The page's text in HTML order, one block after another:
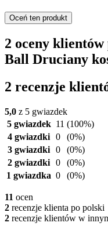
Oceń ten produkt
2 oceny
Ball Druciany
2 recenzje
5,0 z 5 gwiazdek
5 gwiazdek 11 (100%)
4 gwiazdki 0
(0%)
3 gwiazdki 0
(0%)
2 gwiazdki 0
(0%)
1 gwiazdka 0 (0%)
11 ocen
2 recenzje klienta po polski
2 recenzje klientów w